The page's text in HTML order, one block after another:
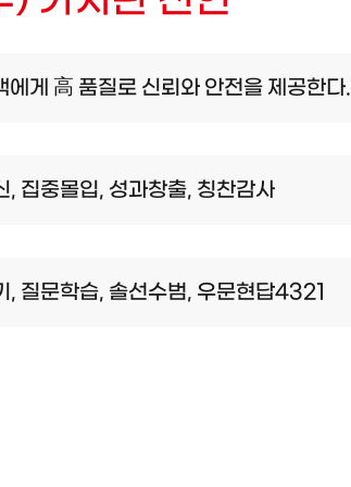
에게 高 품질로 신뢰와 안전을 제공한다.
, 집중몰입, 성과창출, 칭찬감사
, 질문학습, 솔선수범, 우문현답4321